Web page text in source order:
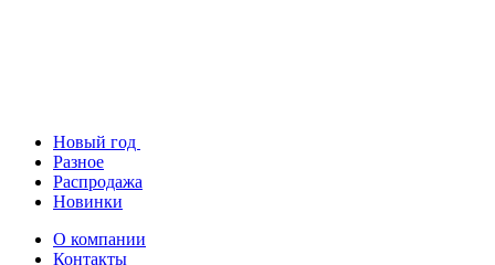
Новый год
Разное
Распродажа
Новинки
О компании
Контакты